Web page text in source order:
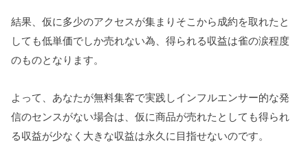
結果、仮に多少のアクセスが集まりそこから成約を取れたと
しても低単価でしか売れない為、得られる収益は雀の涙程度
のものとなります。
よって、あなたが無料集客で実践しインフルエンサー的な発
信のセンスがない場合は、仮に商品が売れたとしても得られ
る収益が少なく大きな収益は永久に目指せないのです。